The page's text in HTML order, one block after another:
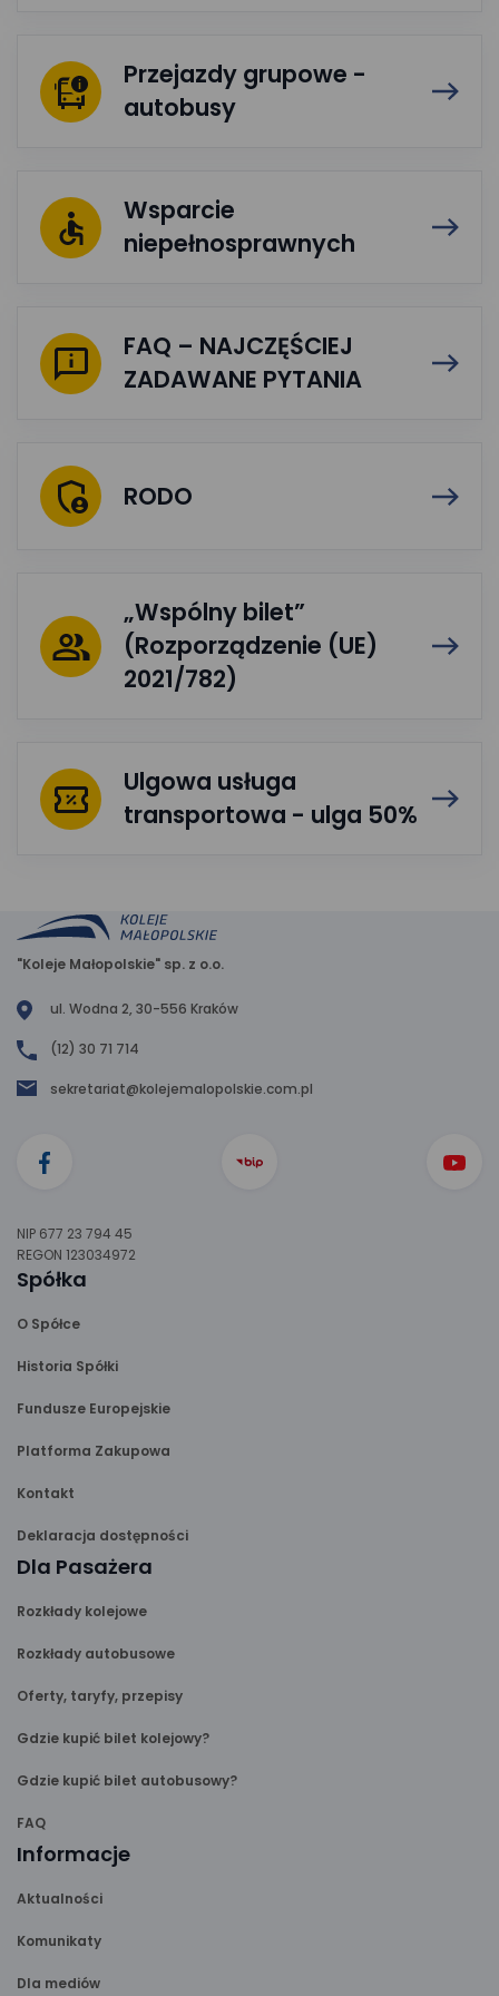
Przejazdy grupowe -
autobusy
Wsparcie
niepełnosprawnych
FAQ – NAJCZĘŚCIEJ
ZADAWANE PYTANIA
RODO
„Wspólny bilet”
(Rozporządzenie (UE)
2021/782)
Ulgowa usługa
transportowa - ulga 50%
"Koleje Małopolskie" sp. z o.o.
ul. Wodna 2, 30-556 Kraków
(12) 30 71 714
sekretariat@kolejemalopolskie.com.pl
NIP 677 23 794 45
REGON 123034972
Spółka
O Spółce
Historia Spółki
Fundusze Europejskie
Platforma Zakupowa
Kontakt
Deklaracja dostępności
Dla Pasażera
Rozkłady kolejowe
Rozkłady autobusowe
Oferty, taryfy, przepisy
Gdzie kupić bilet kolejowy?
Gdzie kupić bilet autobusowy?
FAQ
Informacje
Aktualności
Komunikaty
Dla mediów